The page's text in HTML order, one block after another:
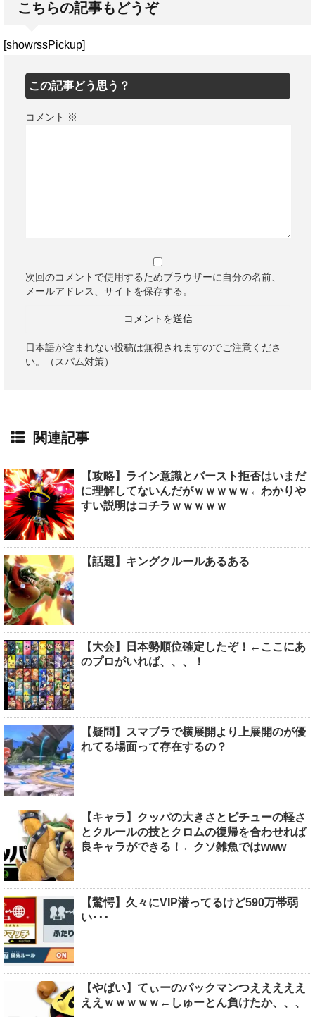
こちらの記事もどうぞ
[showrssPickup]
この記事どう思う？
コメント ※
次回のコメントで使用するためブラウザーに自分の名前、
メールアドレス、サイトを保存する。
日本語が含まれない投稿は無視されますのでご注意くださ
い。（スパム対策）
関連記事
【攻略】ライン意識とバースト拒否はいまだ
に理解してないんだがｗｗｗｗｗ←わかりや
すい説明はコチラｗｗｗｗｗ
【話題】キングクルールあるある
【大会】日本勢順位確定したぞ！←ここにあ
のプロがいれば、、、！
【疑問】スマブラで横展開より上展開のが優
れてる場面って存在するの？
【キャラ】クッパの大きさとピチューの軽さ
とクルールの技とクロムの復帰を合わせれば
良キャラができる！←クソ雑魚ではwww
【驚愕】久々にVIP潜ってるけど590万帯弱
い･･･
【やばい】てぃーのパックマンつえええええ
ええｗｗｗｗｗ←しゅーとん負けたか、、、